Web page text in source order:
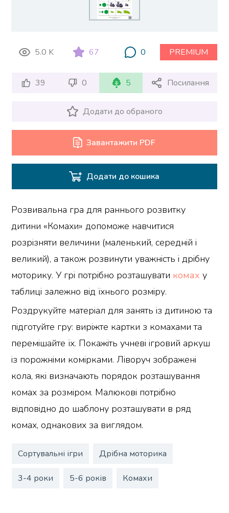
5.0 K 67 0 PREMIUM
39 0 5 Посилання
Додати до обраного
Завантажити PDF
Додати до кошика
Розвивальна гра для раннього розвитку
дитини «Комахи» допоможе навчитися
розрізняти величини (маленький, середній і
великий), а також розвинути уважність і дрібну
моторику. У грі потрібно розташувати комах у
таблиці залежно від їхнього розміру.
Роздрукуйте матеріал для занять із дитиною та
підготуйте гру: виріжте картки з комахами та
перемішайте їх. Покажіть учневі ігровий аркуш
із порожніми комірками. Ліворуч зображені
кола, які визначають порядок розташування
комах за розміром. Малюкові потрібно
відповідно до шаблону розташувати в ряд
комах, однакових за виглядом.
Сортувальні ігри Дрібна моторика
3-4 роки 5-6 років Комахи